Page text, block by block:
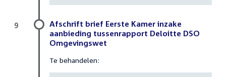
Afschrift brief Eerste Kamer inzake
aanbieding tussenrapport Deloitte DSO
Omgevingswet
Te behandelen:
9